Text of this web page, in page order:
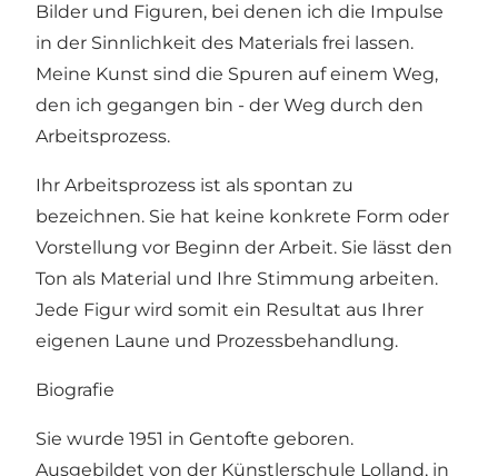
Bilder und Figuren, bei denen ich die Impulse
in der Sinnlichkeit des Materials frei lassen.
Meine Kunst sind die Spuren auf einem Weg,
den ich gegangen bin - der Weg durch den
Arbeitsprozess.
Ihr Arbeitsprozess ist als spontan zu
bezeichnen. Sie hat keine konkrete Form oder
Vorstellung vor Beginn der Arbeit. Sie lässt den
Ton als Material und Ihre Stimmung arbeiten.
Jede Figur wird somit ein Resultat aus Ihrer
eigenen Laune und Prozessbehandlung.
Biografie
Sie wurde 1951 in Gentofte geboren.
Ausgebildet von der Künstlerschule Lolland, in